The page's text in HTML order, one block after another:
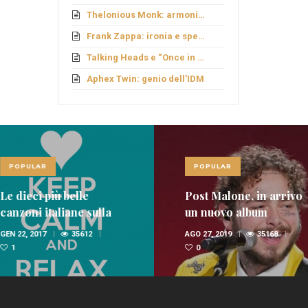
Thelonious Monk: armonie fuori schema
Frank Zappa: ironia e sperimentazione
Talking Heads e “Once in a Lifetime”
Aphex Twin: genio dell’IDM
più belle
italiane sulla
35612
POPULAR
Post Malone, in arrivo
un nuovo album
AGO 27, 2019
35168